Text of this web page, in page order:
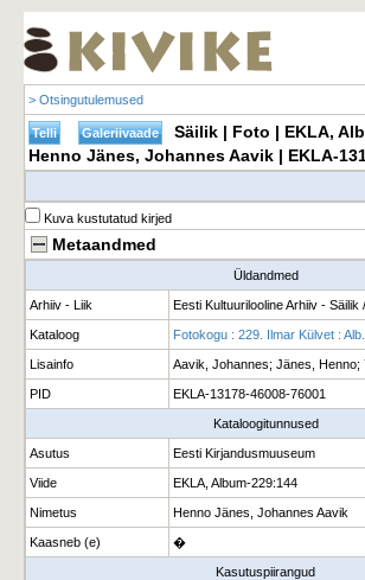
> Otsingutulemused
Säilik | Foto | EKLA,
Henno Jänes, Johannes Aavik | EKLA-
Kuva kustutatud kirjed
Metaandmed
Üldandmed
Arhiiv - Liik Eesti Kultuurilooline Arhiiv - Säilik
Kataloog Fotokogu : 229. Ilmar Külvet : Alb.
Lisainfo Aavik, Johannes; Jänes, Henno;
PID EKLA-13178-46008-76001
Kataloogitunnused
Asutus Eesti Kirjandusmuuseum
Viide EKLA, Album-229:144
Nimetus Henno Jänes, Johannes Aavik
Kaasneb (e) �
Kasutuspiirangud